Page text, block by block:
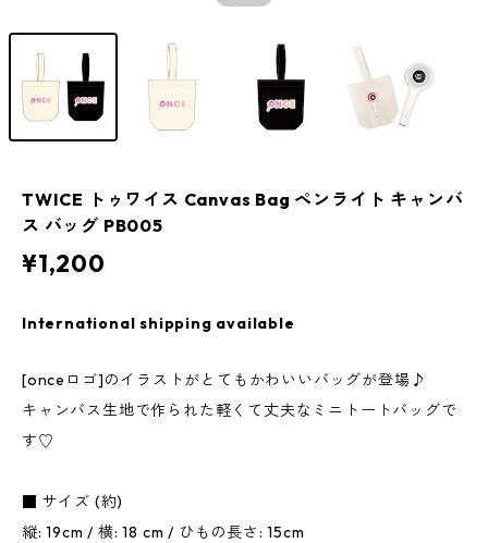
TWICE トゥワイス Canvas Bag ペンライト キャンバ
ス バッグ PB005
¥1,200
International shipping available
[onceロゴ]のイラストがとてもかわいいバッグが登場♪
キャンバス生地で作られた軽くて丈夫なミニトートバッグで
す♡
■ サイズ (約)
縦: 19cm / 横: 18 cm / ひもの長さ: 15cm